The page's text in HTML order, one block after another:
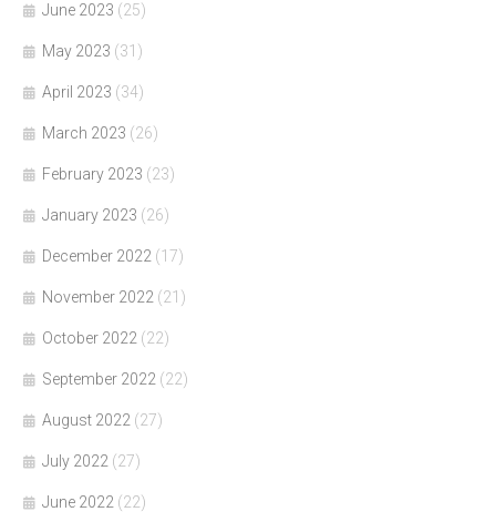
June 2023 (25)
May 2023 (31)
April 2023 (34)
March 2023 (26)
February 2023 (23)
January 2023 (26)
December 2022 (17)
November 2022 (21)
October 2022 (22)
September 2022 (22)
August 2022 (27)
July 2022 (27)
June 2022 (22)